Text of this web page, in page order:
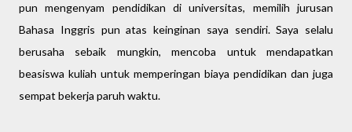
pun mengenyam pendidikan di universitas, memilih jurusan
Bahasa Inggris pun atas keinginan saya sendiri. Saya selalu
berusaha sebaik mungkin, mencoba untuk mendapatkan
beasiswa kuliah untuk memperingan biaya pendidikan dan juga
sempat bekerja paruh waktu.